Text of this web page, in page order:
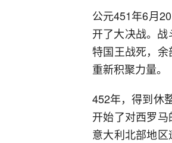
公元451年6月
开了大决战。
特国王战死，余
重新积聚力量。
452年，得到休
开始了对西罗马
意大利北部地区